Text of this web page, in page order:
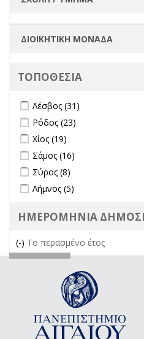
ΤΟΠΟΘΕΣΙΑ
Apply Λέσβος filter
Λέσβος (31)
Apply Ρόδος filter
Ρόδος (23)
Apply Χίος filter
Χίος (19)
Apply Σάμος filter
Σάμος (16)
Apply Σύρος filter
Σύρος (8)
Apply Λήμνος filter
Λήμνος (5)
ΗΜΕΡΟΜΗΝΙΑ
(-) Remove Το περασμένο έτος
Το περασμένο έτος